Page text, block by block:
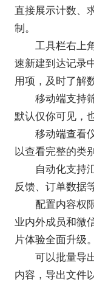
直接展示计数、
制。
工具栏右上角
速新建到达记录
用项，及时了解
移动端支持筛
默认仅你可见，
移动端查看仪
以查看完整的类
自动化支持汇
反馈、订单数据
配置内容权限
业内外成员和微
片体验全面升级。
可以批量导出
内容，导出文件